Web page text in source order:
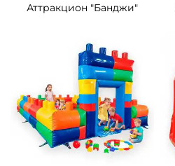
Аттракцион "Банджи"